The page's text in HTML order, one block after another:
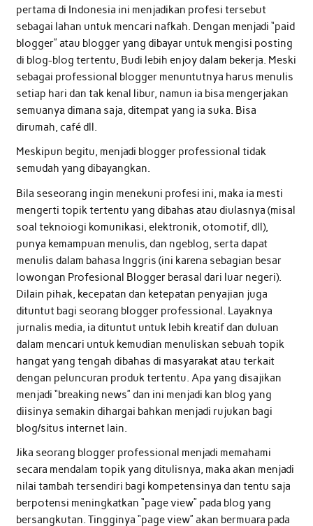
pertama di Indonesia ini menjadikan profesi tersebut
sebagai lahan untuk mencari nafkah. Dengan menjadi “paid
blogger” atau blogger yang dibayar untuk mengisi posting
di blog-blog tertentu, Budi lebih enjoy dalam bekerja. Meski
sebagai professional blogger menuntutnya harus menulis
setiap hari dan tak kenal libur, namun ia bisa mengerjakan
semuanya dimana saja, ditempat yang ia suka. Bisa
dirumah, café dll.
Meskipun begitu, menjadi blogger professional tidak
semudah yang dibayangkan.
Bila seseorang ingin menekuni profesi ini, maka ia mesti
mengerti topik tertentu yang dibahas atau diulasnya (misal
soal teknoiogi komunikasi, elektronik, otomotif, dll),
punya kemampuan menulis, dan ngeblog, serta dapat
menulis dalam bahasa Inggris (ini karena sebagian besar
lowongan Profesional Blogger berasal dari luar negeri).
Dilain pihak, kecepatan dan ketepatan penyajian juga
dituntut bagi seorang blogger professional. Layaknya
jurnalis media, ia dituntut untuk lebih kreatif dan duluan
dalam mencari untuk kemudian menuliskan sebuah topik
hangat yang tengah dibahas di masyarakat atau terkait
dengan peluncuran produk tertentu. Apa yang disajikan
menjadi “breaking news” dan ini menjadi kan blog yang
diisinya semakin dihargai bahkan menjadi rujukan bagi
blog/situs internet lain.
Jika seorang blogger professional menjadi memahami
secara mendalam topik yang ditulisnya, maka akan menjadi
nilai tambah tersendiri bagi kompetensinya dan tentu saja
berpotensi meningkatkan “page view” pada blog yang
bersangkutan. Tingginya “page view” akan bermuara pada